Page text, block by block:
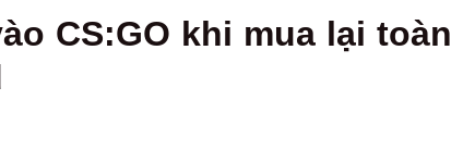
CS:GO khi mua lại toàn